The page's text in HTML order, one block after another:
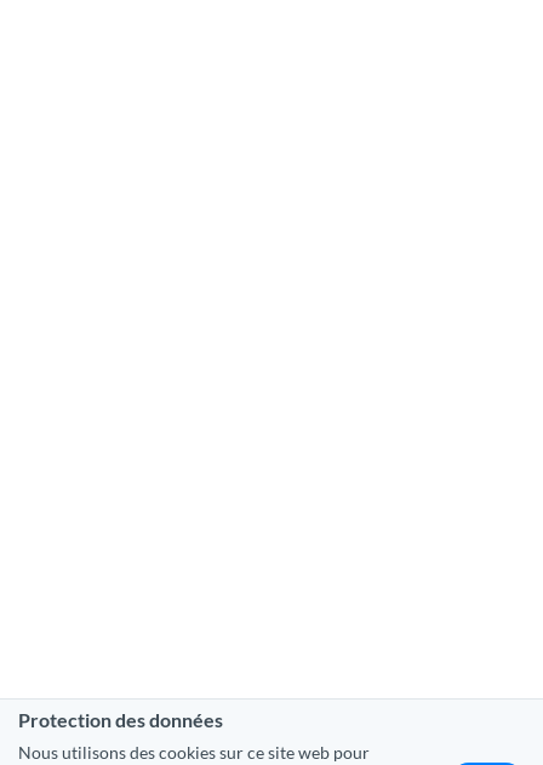
Protection des données
Nous utilisons des cookies sur ce site web pour